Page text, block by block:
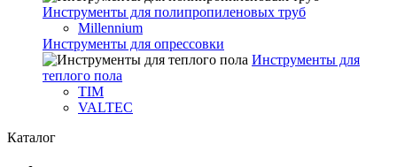
Инструменты для полипропиленовых труб
Millennium
Инструменты для опрессовки
Инструменты для
теплого пола
TIM
VALTEC
Каталог